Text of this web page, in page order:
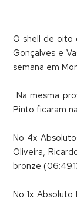
O shell de oito
Gonçalves e
semana em
Na mesma
Pinto ficaram
No 4x
Oliveira,
bronze
No 1x